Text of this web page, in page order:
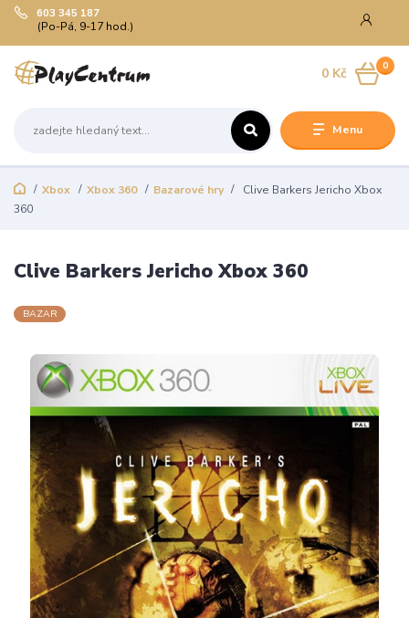
Menu
603 345 187
(Po-Pá, 9-17 hod.)
0
0 Kč
Xbox Xbox 360 Bazarové hry
Clive Barkers Jericho Xbox
360
Clive Barkers Jericho Xbox 360
BAZAR